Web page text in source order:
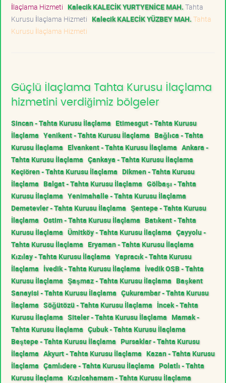
İlaçlama Hizmeti Kalecik KALECİK YURTYENİCE MAH. Tahta
Kurusu İlaçlama Hizmeti Kalecik KALECİK YÜZBEY MAH. Tahta
Kurusu İlaçlama Hizmeti
Güçlü İlaçlama Tahta Kurusu İlaçlama
hizmetini verdiğimiz bölgeler
Sincan - Tahta Kurusu İlaçlama Etimesgut - Tahta Kurusu
İlaçlama Yenikent - Tahta Kurusu İlaçlama Bağlıca - Tahta
Kurusu İlaçlama Elvankent - Tahta Kurusu İlaçlama Ankara -
Tahta Kurusu İlaçlama Çankaya - Tahta Kurusu İlaçlama
Keçiören - Tahta Kurusu İlaçlama Dikmen - Tahta Kurusu
İlaçlama Balgat - Tahta Kurusu İlaçlama Gölbaşı - Tahta
Kurusu İlaçlama Yenimahalle - Tahta Kurusu İlaçlama
Demetevler - Tahta Kurusu İlaçlama Şentepe - Tahta Kurusu
İlaçlama Ostim - Tahta Kurusu İlaçlama Batıkent - Tahta
Kurusu İlaçlama Ümitköy - Tahta Kurusu İlaçlama Çayyolu -
Tahta Kurusu İlaçlama Eryaman - Tahta Kurusu İlaçlama
Kızılay - Tahta Kurusu İlaçlama Yapracık - Tahta Kurusu
İlaçlama İvedik - Tahta Kurusu İlaçlama İvedik OSB - Tahta
Kurusu İlaçlama Şaşmaz - Tahta Kurusu İlaçlama Başkent
Sanayisi - Tahta Kurusu İlaçlama Çukurambar - Tahta Kurusu
İlaçlama Söğütözü - Tahta Kurusu İlaçlama İncek - Tahta
Kurusu İlaçlama Siteler - Tahta Kurusu İlaçlama Mamak -
Tahta Kurusu İlaçlama Çubuk - Tahta Kurusu İlaçlama
Beştepe - Tahta Kurusu İlaçlama Pursaklar - Tahta Kurusu
İlaçlama Akyurt - Tahta Kurusu İlaçlama Kazan - Tahta Kurusu
İlaçlama Çamlıdere - Tahta Kurusu İlaçlama Polatlı - Tahta
Kurusu İlaçlama Kızılcahamam - Tahta Kurusu İlaçlama